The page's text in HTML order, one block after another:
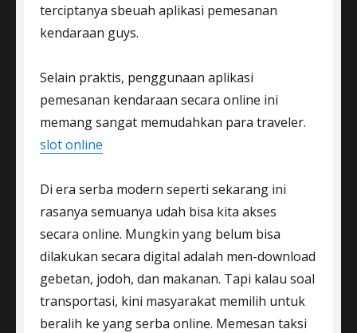
terciptanya sbeuah aplikasi pemesanan
kendaraan guys.
Selain praktis, penggunaan aplikasi
pemesanan kendaraan secara online ini
memang sangat memudahkan para traveler.
slot online
Di era serba modern seperti sekarang ini
rasanya semuanya udah bisa kita akses
secara online. Mungkin yang belum bisa
dilakukan secara digital adalah men-download
gebetan, jodoh, dan makanan. Tapi kalau soal
transportasi, kini masyarakat memilih untuk
beralih ke yang serba online. Memesan taksi